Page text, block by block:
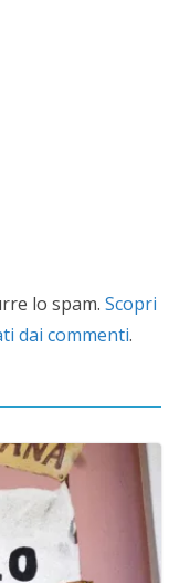
lo spam. Scopri
dai commenti.